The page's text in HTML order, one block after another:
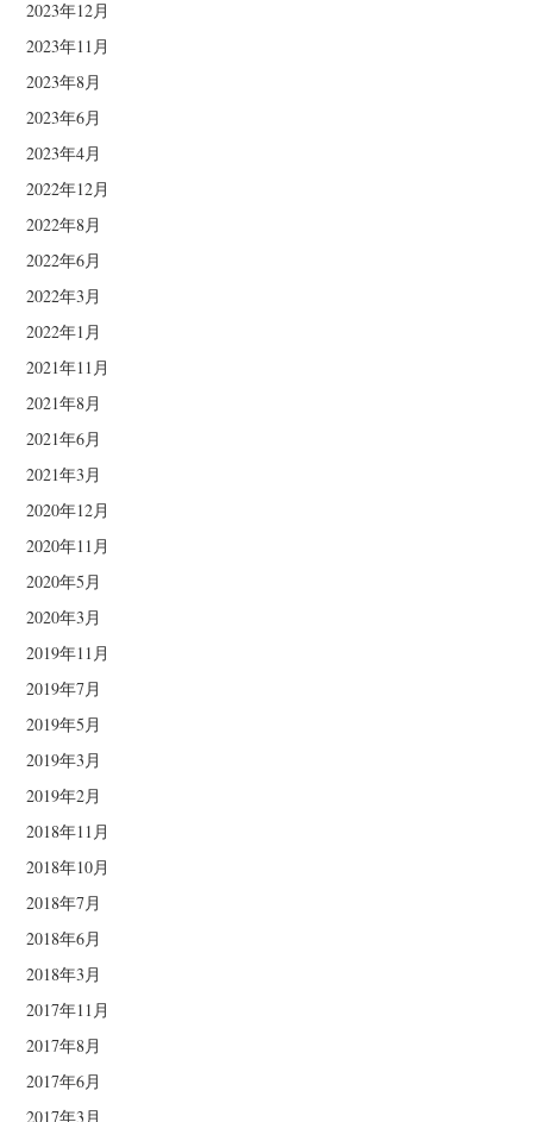
2023年12月
2023年11月
2023年8月
2023年6月
2023年4月
2022年12月
2022年8月
2022年6月
2022年3月
2022年1月
2021年11月
2021年8月
2021年6月
2021年3月
2020年12月
2020年11月
2020年5月
2020年3月
2019年11月
2019年7月
2019年5月
2019年3月
2019年2月
2018年11月
2018年10月
2018年7月
2018年6月
2018年3月
2017年11月
2017年8月
2017年6月
2017年3月